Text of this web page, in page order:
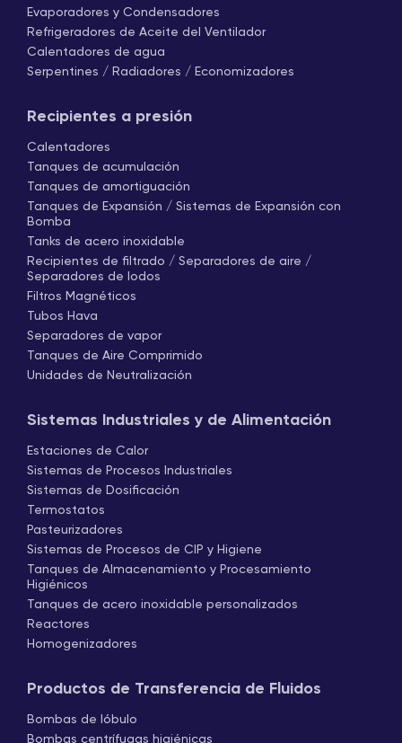
Evaporadores y Condensadores
Refrigeradores de Aceite del Ventilador
Calentadores de agua
Serpentines / Radiadores / Economizadores
Recipientes a presión
Calentadores
Tanques de acumulación
Tanques de amortiguación
Tanques de Expansión / Sistemas de Expansión con
Bomba
Tanks de acero inoxidable
Recipientes de filtrado / Separadores de aire /
Separadores de lodos
Filtros Magnéticos
Tubos Hava
Separadores de vapor
Tanques de Aire Comprimido
Unidades de Neutralización
Sistemas Industriales y de Alimentación
Estaciones de Calor
Sistemas de Procesos Industriales
Sistemas de Dosificación
Termostatos
Pasteurizadores
Sistemas de Procesos de CIP y Higiene
Tanques de Almacenamiento y Procesamiento
Higiénicos
Tanques de acero inoxidable personalizados
Reactores
Homogenizadores
Productos de Transferencia de Fluidos
Bombas de lóbulo
Bombas centrífugas higiénicas